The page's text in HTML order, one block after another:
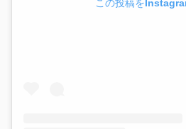
この投稿を